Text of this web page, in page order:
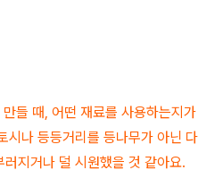
만들 때, 어떤 재료를 사용하는지가
시나 등등거리를 등나무가 아닌 다
지거나 덜 시원했을 것 같아요.